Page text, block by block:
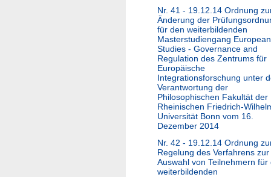
Nr. 41 - 19.12.14 Ordnung
Änderung der
für den weiterbildenden
Masterstudiengang European
Studies - Governance and
Regulation des Zentrums für
Europäische
Integrationsforschung unter
Verantwortung der
Philosophischen Fakultät der
Rheinischen Friedrich-
Universität Bonn vom 16.
Dezember 2014
Nr. 42 - 19.12.14 Ordnung
Regelung des Verfahrens zur
Auswahl von Teilnehmern für
weiterbildenden